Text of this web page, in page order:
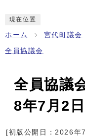
現在位置
ホーム 宮代町議会
全員協議会
全員協議
8年7月2
[初版公開日：2026年